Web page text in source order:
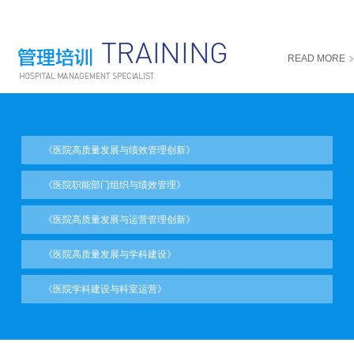
READ MORE
《医院高质量发展与绩效管理创新》
《医院职能部门组织与绩效管理》
《医院高质量发展与运营管理创新》
《医院高质量发展与学科建设》
《医院学科建设与科室运营》